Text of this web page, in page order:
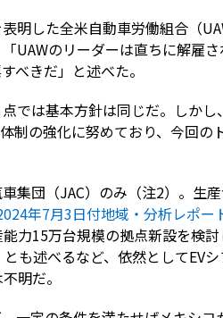
明した全米自動車労働組合（
UAWのリーダーは直ちに解雇
べきだ」と述べた。
では基本方針は同じだ。しか
制の強化に努めており、今回
集団（JAC）のみ（注2）。生
年7月3日付地域・分析レポー
力15万台規模の拠点新設を検
も述べるなど、依然としてEV
明だ。